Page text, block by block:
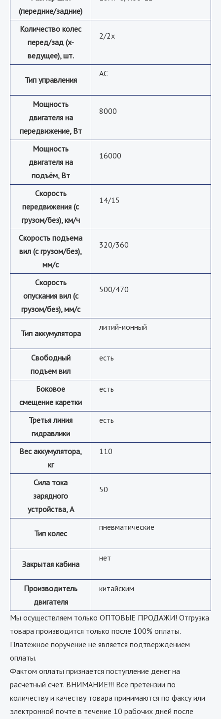
(передние/задние)
Количество колес
перед/зад (x-
ведущее), шт.
2/2х
Тип управления
AC
Мощность
двигателя на
передвижение, Вт
8000
Мощность
двигателя на
подъём, Вт
16000
Скорость
передвижения (с
грузом/без), км/ч
14/15
Скорость подъема
вил (с грузом/без),
мм/с
320/360
Скорость
опускания вил (с
грузом/без), мм/с
500/470
Тип аккумулятора
литий-ионный
Свободный
подъем вил
есть
Боковое
смещение каретки
есть
Третья линия
гидравлики
есть
Вес аккумулятора,
кг
110
Сила тока
зарядного
устройства, А
50
Тип колес
пневматические
Закрытая кабина
нет
Производитель
двигателя
китайским
Мы осуществляем только ОПТОВЫЕ ПРОДАЖИ! Отгрузка
товара производится только после 100% оплаты.
Платежное поручение не является подтверждением
оплаты.
Фактом оплаты признается поступление денег на
расчетный счет. ВНИМАНИЕ!!! Все претензии по
количеству и качеству товара принимаются по факсу или
электронной почте в течение 10 рабочих дней после